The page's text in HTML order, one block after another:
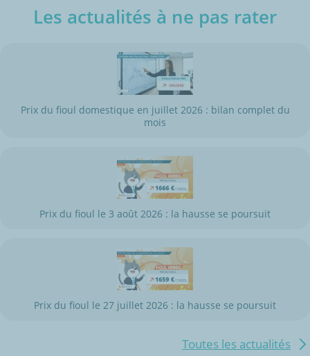
Les actualités à ne pas rater
Prix du fioul domestique en juillet 2026 : bilan complet du
mois
Prix du fioul le 3 août 2026 : la hausse se poursuit
Prix du fioul le 27 juillet 2026 : la hausse se poursuit
Toutes les actualités